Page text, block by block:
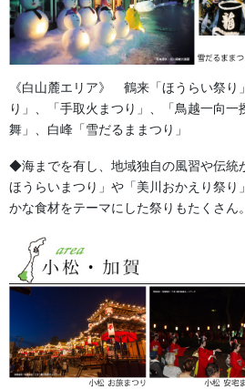
《白山麓エリア》 鶴来「ほうらい祭り
り」、「手取火まつり」、「鳥越一向
舞」、白峰「雪だるままつり」
◆海までを有し、地域独自の風習や伝統
ほうらいまつり」や「美川おかえり祭り
かな食材をテーマにした祭りもたくさん。